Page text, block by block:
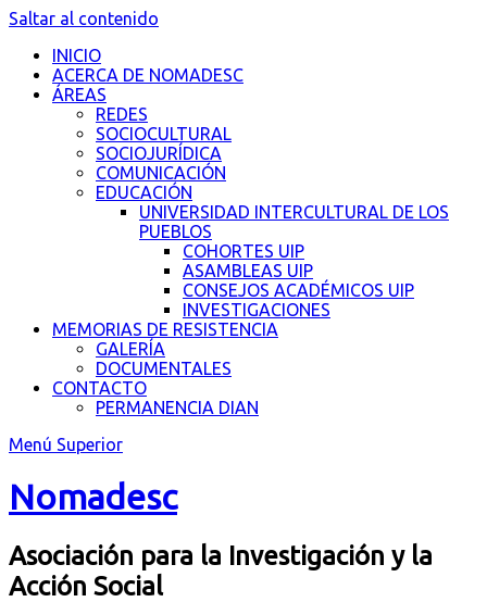
Saltar al contenido
INICIO
ACERCA DE NOMADESC
ÁREAS
REDES
SOCIOCULTURAL
SOCIOJURÍDICA
COMUNICACIÓN
EDUCACIÓN
UNIVERSIDAD INTERCULTURAL DE LOS
PUEBLOS
COHORTES UIP
ASAMBLEAS UIP
CONSEJOS ACADÉMICOS UIP
INVESTIGACIONES
MEMORIAS DE RESISTENCIA
GALERÍA
DOCUMENTALES
CONTACTO
PERMANENCIA DIAN
Menú Superior
Nomadesc
Asociación para la Investigación y la
Acción Social